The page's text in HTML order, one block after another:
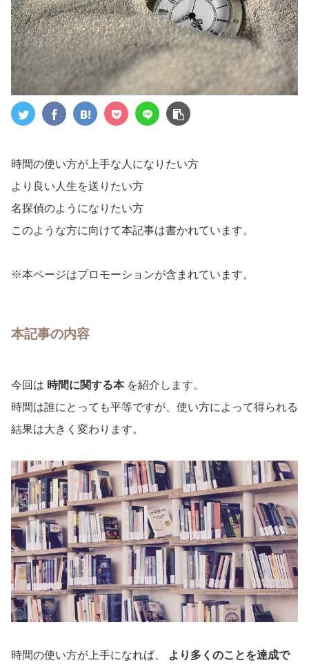
時間の使い方が上手な人になりたい方
より良い人生を送りたい方
名探偵のようになりたい方
このような方に向けて本記事は書かれています。
※本ページはプロモーションが含まれています。
本記事の内容
今回は 時間に関する本を紹介します。
時間は誰にとっても平等ですが、使い方によって得られる
結果は大きく変わります。
時間の使い方が上手になれば、
より多くのことを達成で